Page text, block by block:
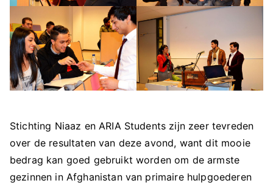
Stichting Niaaz en ARIA Students zijn zeer tevreden
over de resultaten van deze avond, want dit mooie
bedrag kan goed gebruikt worden om de armste
gezinnen in Afghanistan van primaire hulpgoederen